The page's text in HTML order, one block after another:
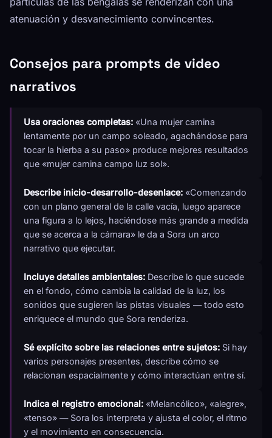
atenuación y desvanecimiento convincentes.
Consejos para prompts de video
narrativos
Usa oraciones completas: «Una mujer camina
lentamente por un campo soleado, agachándose para
tocar la hierba a su paso» produce mejores resultados
que «mujer camina campo luz sol».
Describe inicio-desarrollo-desenlace: «Comenzando
con un plano general de la calle vacía, luego aparece
una figura a lo lejos, haciéndose más grande a medida
que se acerca a la cámara» le da a Sora un arco
narrativo que ejecutar.
Incluye detalles ambientales: Describe lo que sucede
en el fondo, cómo cambia la calidad de la luz, los
sonidos que sugieren las pistas visuales — todo esto
enriquece el mundo que Sora renderiza.
Sé explícito sobre las relaciones entre sujetos: Si hay
varios personajes presentes, describe cómo se
relacionan espacialmente y cómo interactúan entre sí.
Indica el registro emocional: «Melancólico», «alegre»,
«tenso» — Sora los interpreta y ajusta el color, el ritmo
y el movimiento en consecuencia.